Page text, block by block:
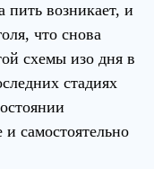
пить возникает, и
что снова
схемы изо дня в
стадиях
и самостоятельно